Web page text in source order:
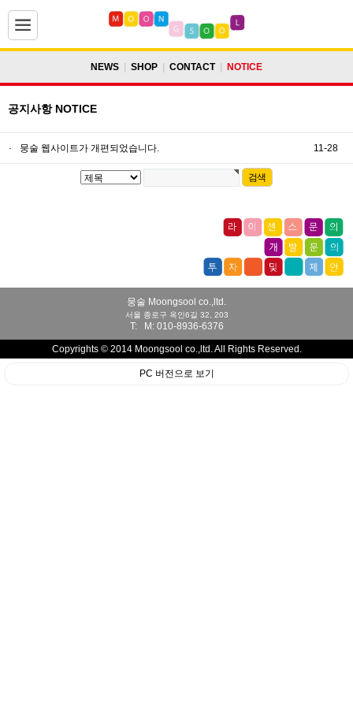
NEWS SHOP CONTACT NOTICE
공지사항 NOTICE
· 뭉술 웹사이트가 개편되었습니다. 11-28
뭉술 Moongsool co.,ltd.
서울 종로구 옥인6길 32, 203
T: M: 010-8936-6376
Copyrights © 2014 Moongsool co.,ltd. All Rights Reserved.
PC 버전으로 보기